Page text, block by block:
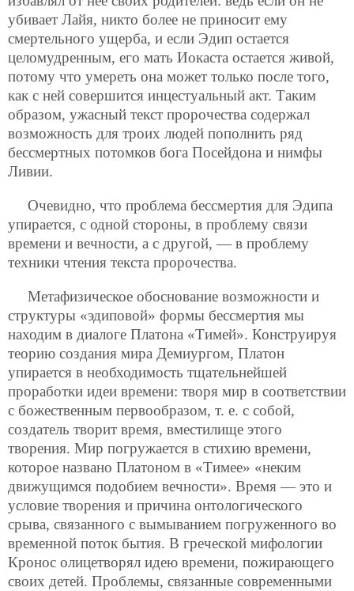
убивает Лайя, никто более не приносит ему
смертельного ущерба, и если Эдип остается
целомудренным, его мать Иокаста остается живой,
потому что умереть она может только после того,
как с ней совершится инцестуальный акт. Таким
образом, ужасный текст пророчества содержал
возможность для троих людей пополнить ряд
бессмертных потомков бога Посейдона и нимфы
Ливии.
Очевидно, что проблема бессмертия для Эдипа
упирается, с одной стороны, в проблему связи
времени и вечности, а с другой, — в проблему
техники чтения текста пророчества.
Метафизическое обоснование возможности и
структуры «эдиповой» формы бессмертия мы
находим в диалоге Платона «Тимей». Конструируя
теорию создания мира Демиургом, Платон
упирается в необходимость тщательнейшей
проработки идеи времени: творя мир в соответствии
с божественным первообразом, т. е. с собой,
создатель творит время, вместилище этого
творения. Мир погружается в стихию времени,
которое названо Платоном в «Тимее» «неким
движущимся подобием вечности». Время — это и
условие творения и причина онтологического
срыва, связанного с вымыванием погруженного во
временной поток бытия. В греческой мифологии
Кронос олицетворял идею времени, пожирающего
своих детей. Проблемы, связанные современными